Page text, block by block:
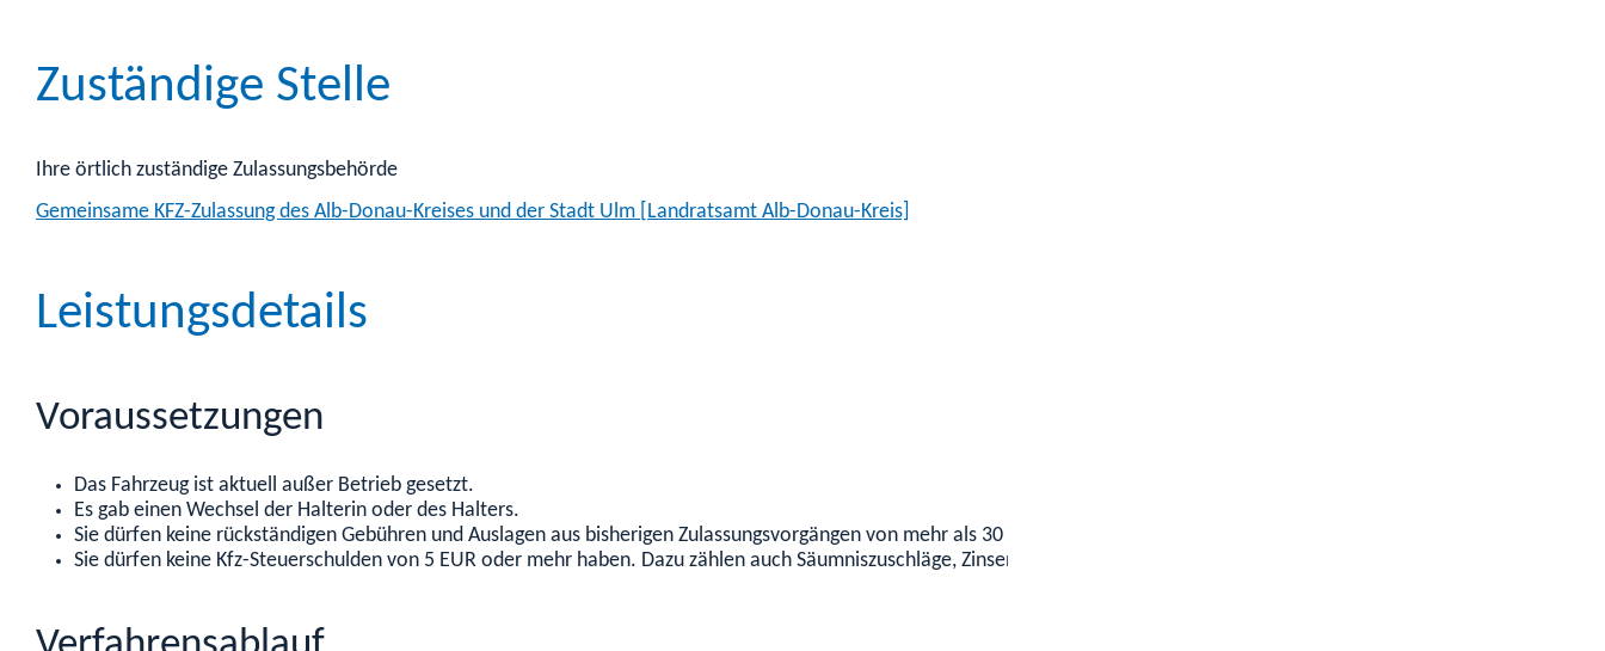
Zuständige Stelle
Ihre örtlich zuständige Zulassungsbehörde
Gemeinsame KFZ-Zulassung des Alb-Donau-Kreises und der Stadt Ulm [Landratsamt Alb-Donau-Kreis]
Leistungsdetails
Voraussetzungen
Das Fahrzeug ist aktuell außer Betrieb gesetzt.
Es gab einen Wechsel der Halterin oder des Halters.
Sie dürfen keine rückständigen Gebühren und Auslagen aus bisherigen Zulassungsvorgängen von mehr als 30 EUR haben.
Sie dürfen keine Kfz-Steuerschulden von 5 EUR oder mehr haben. Dazu zählen auch Säumniszuschläge, Zinsen und Verspätungszuschläge.